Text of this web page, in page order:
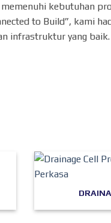
kebutuhan
to Build”, kami
infrastruktur yang baik.